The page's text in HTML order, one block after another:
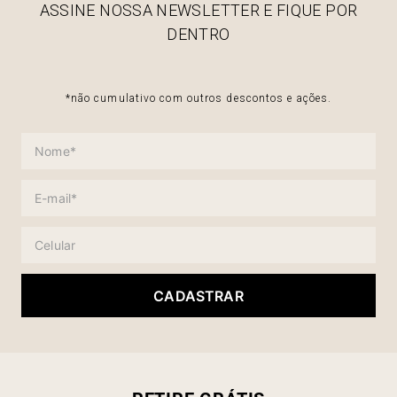
ASSINE NOSSA NEWSLETTER E FIQUE POR
DENTRO
*não cumulativo com outros descontos e ações.
CADASTRAR